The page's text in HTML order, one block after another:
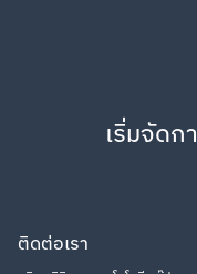
ติดต่อเรา
เริ่มจัดก